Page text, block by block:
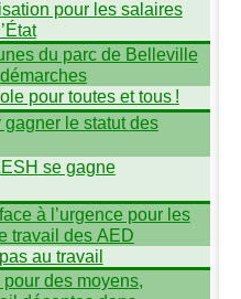
pour les salaires
du parc de Belleville
pour toutes et tous !
le statut des
se gagne
à l’urgence pour les
travail des AED
au travail
des moyens,